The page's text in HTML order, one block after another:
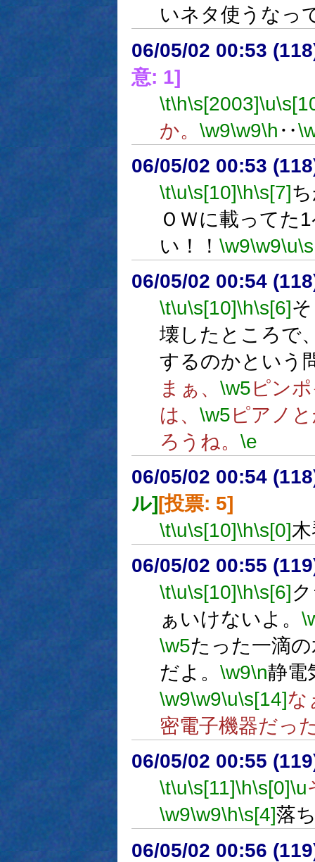
いネタ使うなっ
06/05/02 00:53
意: 1]
\t\h\s[2003]\u
か。 \w9\w9\h ‥
06/05/02 00:53
\t\u\s[10]\h\s[7]
ＯＷに載ってた
い！！ \w9\w9\u
06/05/02 00:54
\t\u\s[10]\h\s[6]
壊したところで
するのかという
まぁ、 \w5ピン
は、 \w5ピアノ
ろうね。 \e
06/05/02 00:54
ル][投票: 5]
\t\u\s[10]\h\s[0]
06/05/02 00:55
\t\u\s[10]\h\s[6]
ぁいけないよ。
\w5たった一滴
だよ。 \w9\n静電
\w9\w9\u\s[14]な
密電子機器だっ
06/05/02 00:55
\t\u\s[11]\h\s[0]\u
\w9\w9\h\s[4]落
06/05/02 00:56